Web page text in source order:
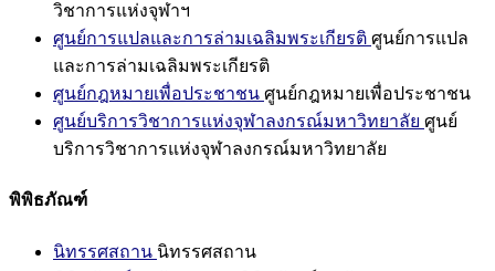
วิชาการแห่งจุฬาฯ
ศูนย์การแปลและการล่ามเฉลิมพระเกียรติ ศูนย์การแปล
และการล่ามเฉลิมพระเกียรติ
ศูนย์กฎหมายเพื่อประชาชน ศูนย์กฎหมายเพื่อประชาชน
ศูนย์บริการวิชาการแห่งจุฬาลงกรณ์มหาวิทยาลัย ศูนย์
บริการวิชาการแห่งจุฬาลงกรณ์มหาวิทยาลัย
พิพิธภัณฑ์
นิทรรศสถาน นิทรรศสถาน